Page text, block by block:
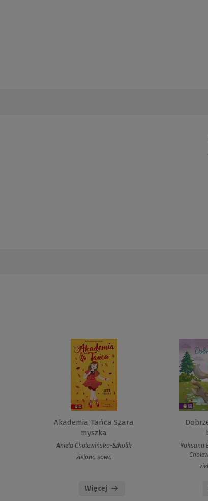
Akademia Tańca Szara
myszka
Aniela Cholewińska-Szkolik
zielona sowa
Więcej
Roksana